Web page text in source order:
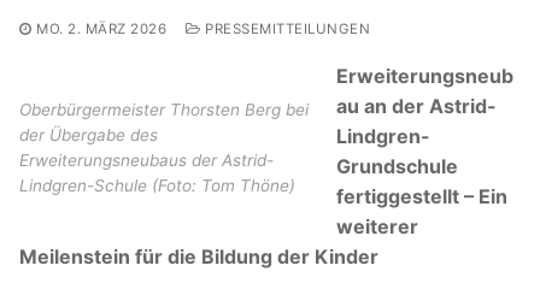
MO. 2. MÄRZ 2026 PRESSEMITTEILUNGEN
Oberbürgermeister Thorsten Berg bei
der Übergabe des
Erweiterungsneubaus der Astrid-
Lindgren-Schule (Foto: Tom Thöne)
Erweiterungsneub
au an der Astrid-
Lindgren-
Grundschule
fertiggestellt – Ein
weiterer
Meilenstein für die Bildung der Kinder